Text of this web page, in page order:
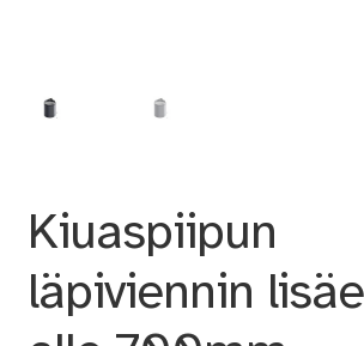
Kiuaspiipun
läpiviennin